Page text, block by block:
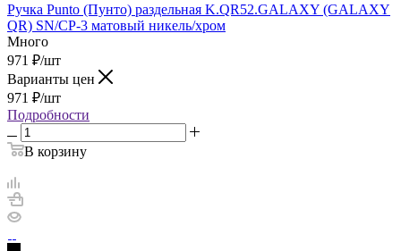
Ручка Punto (Пунто) раздельная K.QR52.GALAXY (GALAXY
QR) SN/CP-3 матовый никель/хром
Много
971 ₽/шт
Варианты цен
971 ₽/шт
Подробности
В корзину